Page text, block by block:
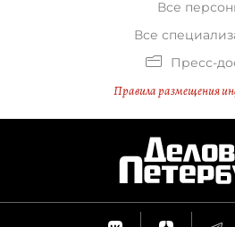
Все
Все
Пресс-
Правила размещения